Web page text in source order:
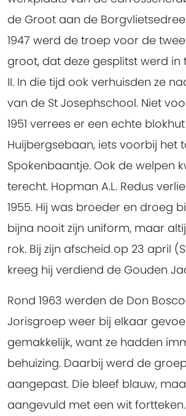
de Groot aan de
1947 werd de troep voor de
groot, dat deze gesplitst werd in
II. In die tijd ook verhuisden ze
van de St Josephschool. Niet
1951 verrees er een echte
Huijbergsebaan, iets voorbij het
Spokenbaantje. Ook de welpen
terecht. Hopman A.L. Redus
1955. Hij was broeder en droeg
bijna nooit zijn uniform, maar
rok. Bij zijn afscheid op 23 april
kreeg hij verdiend de Gouden
Rond 1963 werden de Don
Jorisgroep weer bij elkaar
gemakkelijk, want ze hadden
behuizing. Daarbij werd de
aangepast. Die bleef blauw,
aangevuld met een wit